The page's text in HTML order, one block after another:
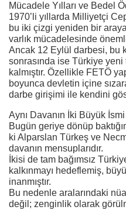
Mücadele Yılları ve Bedel
1970’li yıllarda Milliyetçi
bu iki çizgi yeniden bir
varlık mücadelesinde
Ancak 12 Eylül darbesi, bu
sonrasında ise Türkiye yeni
kalmıştır. Özellikle FETÖ
boyunca devletin içine
darbe girişimi ile kendini
Aynı Davanın İki Büyük İsmi
Bugün geriye dönüp
ki Alparslan Türkeş ve
davanın mensuplarıdır.
İkisi de tam bağımsız
kalkınmayı hedeflemiş,
inanmıştır.
Bu nedenle aralarındaki
değil; zenginlik olarak